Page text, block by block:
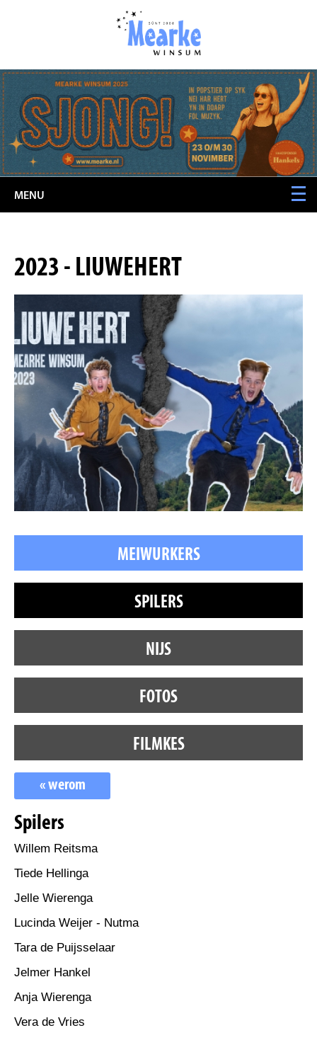
MENU
2023 - LIUWEHERT
MEIWURKERS
SPILERS
NIJS
FOTOS
FILMKES
« werom
Spilers
Willem Reitsma
Tiede Hellinga
Jelle Wierenga
Lucinda Weijer - Nutma
Tara de Puijsselaar
Jelmer Hankel
Anja Wierenga
Vera de Vries